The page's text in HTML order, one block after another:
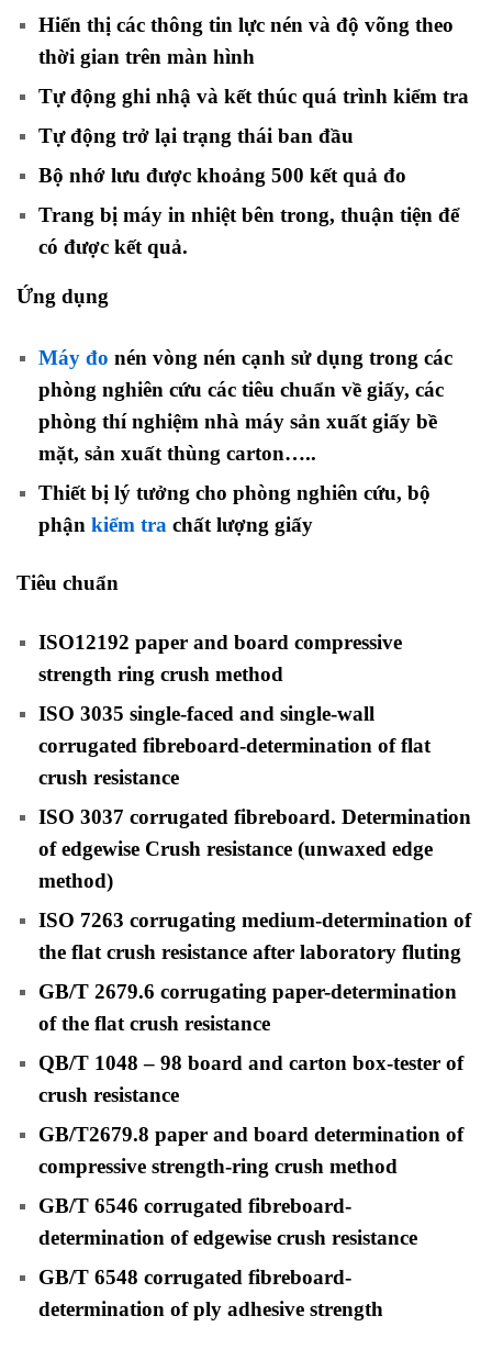
Hiển thị các thông tin lực nén và độ võng theo
thời gian trên màn hình
Tự động ghi nhậ và kết thúc quá trình kiểm tra
Tự động trở lại trạng thái ban đầu
Bộ nhớ lưu được khoảng 500 kết quả đo
Trang bị máy in nhiệt bên trong, thuận tiện để
có được kết quả.
Ứng dụng
Máy đo nén vòng nén cạnh sử dụng trong các
phòng nghiên cứu các tiêu chuẩn về giấy, các
phòng thí nghiệm nhà máy sản xuất giấy bề
mặt, sản xuất thùng carton…..
Thiết bị lý tưởng cho phòng nghiên cứu, bộ
phận kiểm tra chất lượng giấy
Tiêu chuẩn
ISO12192 paper and board compressive
strength ring crush method
ISO 3035 single-faced and single-wall
corrugated fibreboard-determination of flat
crush resistance
ISO 3037 corrugated fibreboard. Determination
of edgewise Crush resistance (unwaxed edge
method)
ISO 7263 corrugating medium-determination of
the flat crush resistance after laboratory fluting
GB/T 2679.6 corrugating paper-determination
of the flat crush resistance
QB/T 1048 – 98 board and carton box-tester of
crush resistance
GB/T2679.8 paper and board determination of
compressive strength-ring crush method
GB/T 6546 corrugated fibreboard-
determination of edgewise crush resistance
GB/T 6548 corrugated fibreboard-
determination of ply adhesive strength